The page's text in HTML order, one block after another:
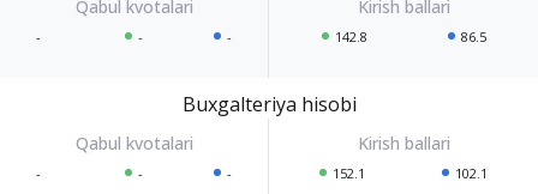
- - - 142.8 86.5
Buxgalteriya hisobi
- - - 152.1 102.1